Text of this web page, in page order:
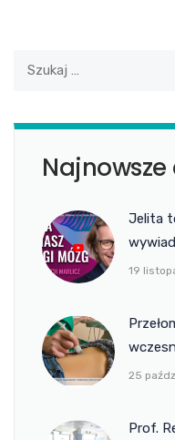
Jelita
wywiad
19
25
Prof.